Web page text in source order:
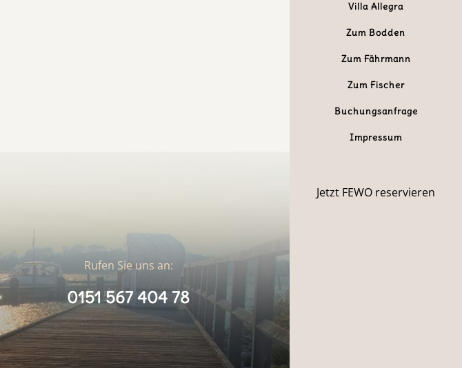
Villa Allegra
Zum Bodden
Zum Fährmann
Zum Fischer
Buchungsanfrage
Impressum
Jetzt FEWO reservieren
Rufen Sie uns an:
0151 567 404 78